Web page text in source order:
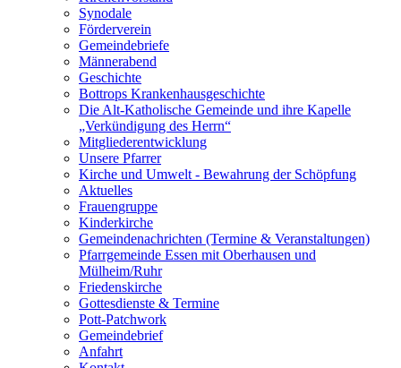
Synodale
Förderverein
Gemeindebriefe
Männerabend
Geschichte
Bottrops Krankenhausgeschichte
Die Alt-Katholische Gemeinde und ihre Kapelle
„Verkündigung des Herrn“
Mitgliederentwicklung
Unsere Pfarrer
Kirche und Umwelt - Bewahrung der Schöpfung
Aktuelles
Frauengruppe
Kinderkirche
Gemeindenachrichten (Termine & Veranstaltungen)
Pfarrgemeinde Essen mit Oberhausen und
Mülheim/Ruhr
Friedenskirche
Gottesdienste & Termine
Pott-Patchwork
Gemeindebrief
Anfahrt